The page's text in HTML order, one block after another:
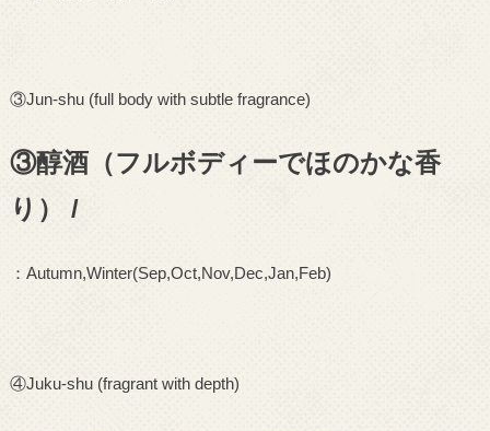
③Jun-shu (full body with subtle fragrance)
③醇酒（フルボディーでほのかな香
り） /
： Autumn,Winter(Sep,Oct,Nov,Dec,Jan,Feb)
④Juku-shu (fragrant with depth)